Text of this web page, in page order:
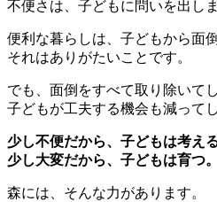
不便さは、子どもに問いを出しま
便利な暮らしは、子どもから面
それはありがたいことです。
でも、面倒をすべて取り除いて
子どもが工夫する機会も減って
少し不便だから、子どもは考える
少し大変だから、子どもは育つ。
森には、そんな力があります。